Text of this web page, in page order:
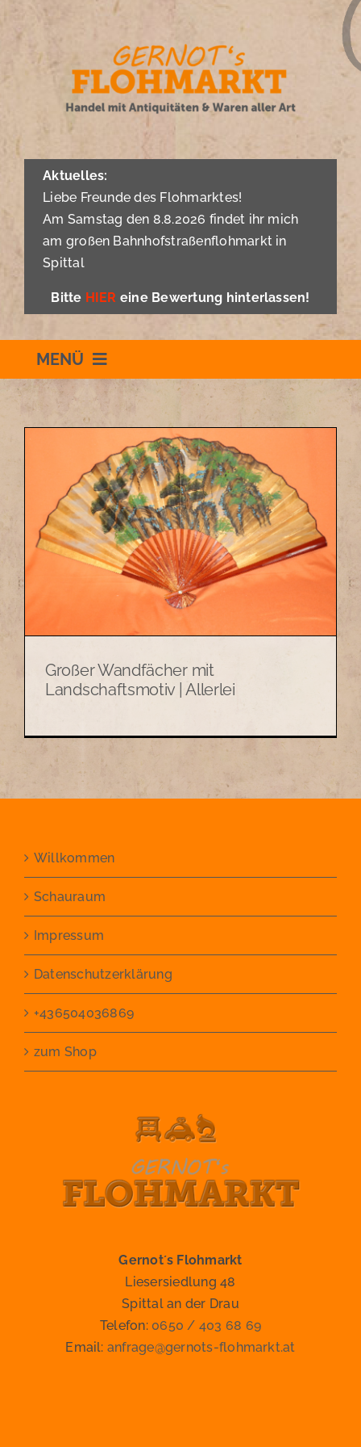
Inhalt
springen
Aktuelles:
Liebe Freunde des Flohmarktes!
Am Samstag den 8.8.2026 findet ihr mich
am großen Bahnhofstraßenflohmarkt in
Spittal
Bitte HIER eine Bewertung hinterlassen!
MENÜ
Willkommen
Schauraum
Impressum
Datenschutzerklärung
+436504036869
zum Shop
Großer Wandfächer mit
Landschaftsmotiv | Allerlei
Willkommen
Schauraum
Impressum
Datenschutzerklärung
+436504036869
zum Shop
Gernot´s Flohmarkt
Liesersiedlung 48
Spittal an der Drau
Telefon: 0650 / 403 68 69
Email: anfrage@gernots-flohmarkt.at